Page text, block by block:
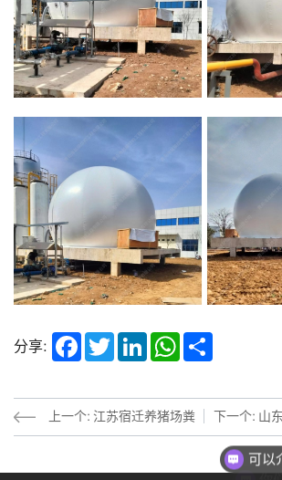
分享: Facebook
TwitterLinkedInWhatsApp
上一个: 江苏宿迁养猪场粪
下一个: 山
你